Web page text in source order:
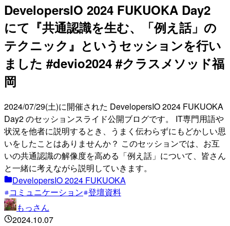
DevelopersIO 2024 FUKUOKA Day2
にて『共通認識を生む、「例え話」の
テクニック』というセッションを行い
ました #devio2024 #クラスメソッド福
岡
2024/07/29(土)に開催された DevelopersIO 2024 FUKUOKA
Day2 のセッションスライド公開ブログです。 IT専門用語や
状況を他者に説明するとき、うまく伝わらずにもどかしい思
いをしたことはありませんか？ このセッションでは、お互
いの共通認識の解像度を高める「例え話」について、皆さん
と一緒に考えながら説明していきます。
DevelopersIO 2024 FUKUOKA
コミュニケーション 登壇資料
もっさん
2024.10.07